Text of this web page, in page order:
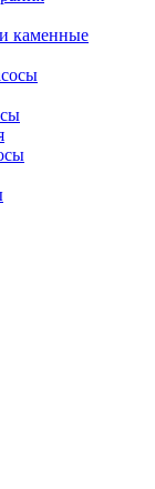
каменные